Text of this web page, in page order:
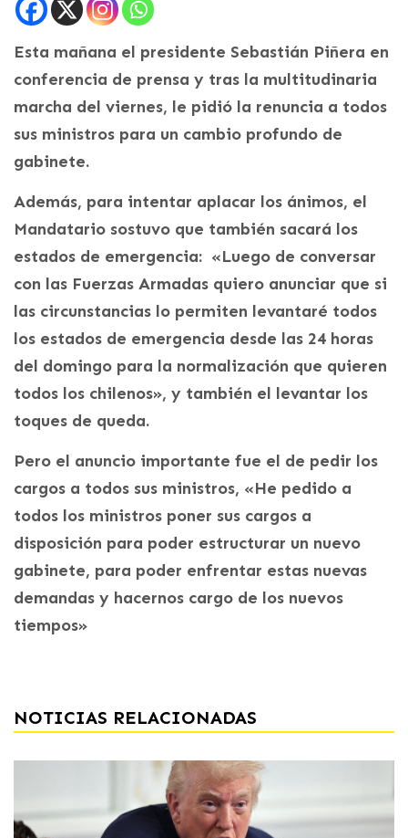
Esta mañana el presidente Sebastián Piñera en
conferencia de prensa y tras la multitudinaria
marcha del viernes, le pidió la renuncia a todos
sus ministros para un cambio profundo de
gabinete.
Además, para intentar aplacar los ánimos, el
Mandatario sostuvo que también sacará los
estados de emergencia: «Luego de conversar
con las Fuerzas Armadas quiero anunciar que si
las circunstancias lo permiten levantaré todos
los estados de emergencia desde las 24 horas
del domingo para la normalización que quieren
todos los chilenos», y también el levantar los
toques de queda.
Pero el anuncio importante fue el de pedir los
cargos a todos sus ministros, «He pedido a
todos los ministros poner sus cargos a
disposición para poder estructurar un nuevo
gabinete, para poder enfrentar estas nuevas
demandas y hacernos cargo de los nuevos
tiempos»
NOTICIAS RELACIONADAS